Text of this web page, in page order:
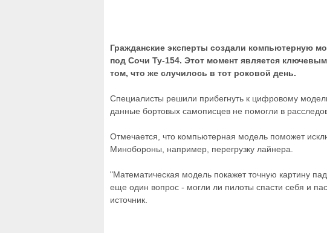
Гражданские эксперты создали компьютерную
под Сочи Ту-154. Этот момент является
том, что же случилось в тот роковой день.
Специалисты решили прибегнуть к цифровому
данные бортовых самописцев не помогли в
Отмечается, что компьютерная модель поможет
Минобороны, например, перегрузку лайнера.
"Математическая модель покажет точную картину
еще один вопрос - могли ли пилоты спасти себя и
источник.